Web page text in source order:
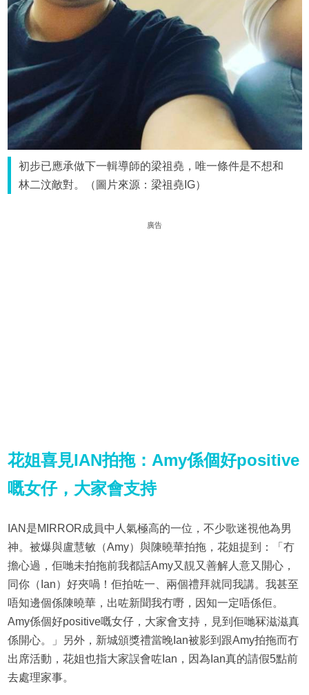
初步已應承做下一輯導師的梁祖堯，唯一條件是不想和
林二汶敵對。（圖片來源：梁祖堯IG）
廣告
花姐喜見IAN拍拖：Amy係個好positive
嘅女仔，大家會支持
IAN是MIRROR成員中人氣極高的一位，不少歌迷視他為男
神。被爆與盧慧敏（Amy）與陳曉華拍拖，花姐提到：「冇
擔心過，佢哋未拍拖前我都話Amy又靚又善解人意又開心，
同你（Ian）好夾喎！佢拍咗一、兩個禮拜就同我講。我甚至
唔知邊個係陳曉華，出咗新聞我冇嘢，因知一定唔係佢。
Amy係個好positive嘅女仔，大家會支持，見到佢哋冧滋滋真
係開心。」另外，新城頒獎禮當晚Ian被影到跟Amy拍拖而冇
出席活動，花姐也指大家誤會咗Ian，因為Ian真的請假5點前
去處理家事。